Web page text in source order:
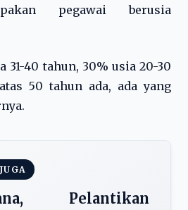
pegawai berusia
31-40 tahun, 30% usia 20-30
50 tahun ada, ada yang
Pelantikan